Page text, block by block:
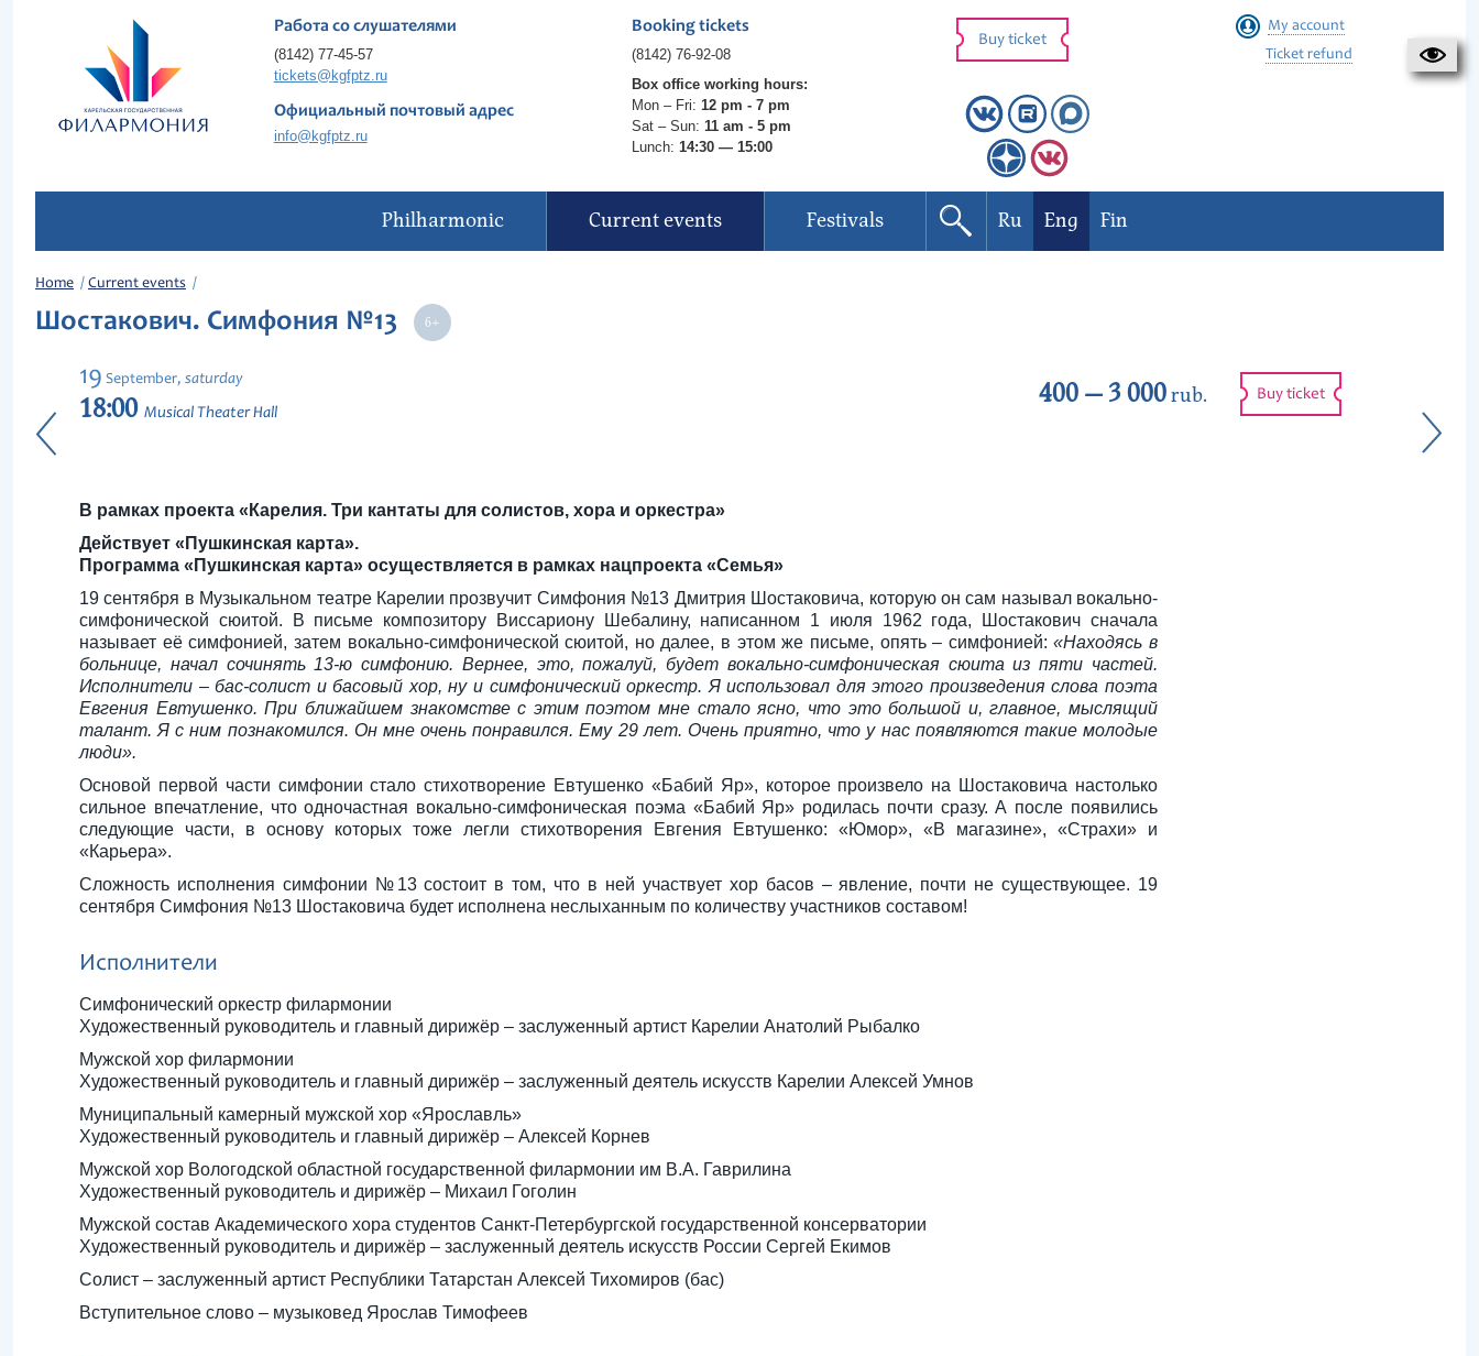
Работа со слушателями
(8142) 77-45-57
tickets@kgfptz.ru
Официальный почтовый адрес
info@kgfptz.ru
Booking tickets
(8142) 76-92-08
Box office working hours:
Mon – Fri: 12 pm - 7 pm
Sat – Sun: 11 am - 5 pm
Lunch: 14:30 — 15:00
Buy ticket
My account
Ticket refund
Philharmonic Current events Festivals Ru Eng Fin
Home Current events
Шостакович. Симфония №13
19 September, saturday
18:00 Musical Theater Hall
400 — 3 000rub. Buy ticket
В рамках проекта «Карелия. Три кантаты для солистов, хора и оркестра»
Действует «Пушкинская карта».
Программа «Пушкинская карта» осуществляется в рамках нацпроекта «Семья»
19 сентября в Музыкальном театре Карелии прозвучит Симфония №13 Дмитрия Шостаковича, которую он сам называл вокально-
симфонической сюитой. В письме композитору Виссариону Шебалину, написанном 1 июля 1962 года, Шостакович сначала
называет её симфонией, затем вокально-симфонической сюитой, но далее, в этом же письме, опять – симфонией:«Находясь в
больнице, начал сочинять 13-ю симфонию. Вернее, это, пожалуй, будет вокально-симфоническая сюита из пяти частей.
Исполнители – бас-солист и басовый хор, ну и симфонический оркестр. Я использовал для этого произведения слова поэта
Евгения Евтушенко. При ближайшем знакомстве с этим поэтом мне стало ясно, что это большой и, главное, мыслящий
талант. Я с ним познакомился. Он мне очень понравился. Ему 29 лет. Очень приятно, что у нас появляются такие молодые
люди».
Основой первой части симфонии стало стихотворение Евтушенко «Бабий Яр», которое произвело на Шостаковича настолько
сильное впечатление, что одночастная вокально-симфоническая поэма «Бабий Яр» родилась почти сразу. А после появились
следующие части, в основу которых тоже легли стихотворения Евгения Евтушенко: «Юмор», «В магазине», «Страхи» и
«Карьера».
Сложность исполнения симфонии №13 состоит в том, что в ней участвует хор басов – явление, почти не существующее. 19
сентября Симфония №13 Шостаковича будет исполнена неслыханным по количеству участников составом!
Исполнители
Симфонический оркестр филармонии
Художественный руководитель и главный дирижёр – заслуженный артист Карелии Анатолий Рыбалко
Мужской хор филармонии
Художественный руководитель и главный дирижёр – заслуженный деятель искусств Карелии Алексей Умнов
Муниципальный камерный мужской хор «Ярославль»
Художественный руководитель и главный дирижёр – Алексей Корнев
Мужской хор Вологодской областной государственной филармонии им В.А. Гаврилина
Художественный руководитель и дирижёр – Михаил Гоголин
Мужской состав Академического хора студентов Санкт-Петербургской государственной консерватории
Художественный руководитель и дирижёр – заслуженный деятель искусств России Сергей Екимов
Солист – заслуженный артист Республики Татарстан Алексей Тихомиров (бас)
Вступительное слово – музыковед Ярослав Тимофеев